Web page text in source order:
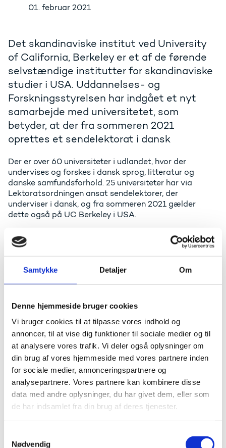
Samtykke Detaljer Om
Denne hjemmeside bruger cookies
Vi bruger cookies til at tilpasse vores indhold og
annoncer, til at vise dig funktioner til sociale medier og til
at analysere vores trafik. Vi deler også oplysninger om
din brug af vores hjemmeside med vores partnere inden
for sociale medier, annonceringspartnere og
analysepartnere. Vores partnere kan kombinere disse
data med andre oplysninger, du har givet dem, eller som
de har indsamlet fra din brug af deres tjenester.
Nødvendig
01. februar 2021
Det skandinaviske institut ved University
of California, Berkeley er et af de førende
selvstændige institutter for skandinaviske
studier i USA. Uddannelses- og
Forskningsstyrelsen har indgået et nyt
samarbejde med universitetet, som
betyder, at der fra sommeren 2021
oprettes et sendelektorat i dansk
Der er over 60 universiteter i udlandet, hvor der
undervises og forskes i dansk sprog, litteratur og
danske samfundsforhold. 25 universiteter har via
Lektoratsordningen ansat sendelektorer, der
underviser i dansk, og fra sommeren 2021 gælder
dette også på UC Berkeley i USA.
Ledige stillinger som underviser i dansk i udlandet
Stillingen kan tiltrædes i juli/august 2021.
Sendelektor i dansk ved University of British
Stillingen er til besættelse fra 1. september 2021
Ansøgningsfristen til stillingerne er fredag d. 26.
februar 2021.
Den enkelte sendelektor ansættes af universitetet.
Uddannelses- og Forskningsstyrelsen formidler
ansættelsen via indstillinger fra Lektoratsudvalget.
Lektoratsudvalget forventer at afholde samtaler i uge
10.